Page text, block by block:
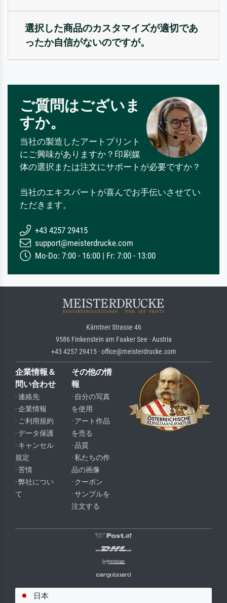
選択した商品のカスタマイズが適切であ
ったか自信がないのですが。
ご質問はございま
すか。
当社の製造したアートプリント
にご興味がありますか？印刷媒
体の選択または注文にサポートが必要ですか？
当社のエキスパートが喜んでお手伝いさせてい
ただきます。
+43 4257 29415
support@meisterdrucke.com
Mo-Do: 7:00 - 16:00 | Fr: 7:00 - 13:00
Kärntner Strasse 46
9586 Finkenstein am Faaker See · Austria
+43 4257 29415 · office@meisterdrucke.com
企業情報＆
問い合わせ
· 連絡先
· 企業情報
· ご利用規約
· データ保護
· キャンセル
規定
· 苦情
· 弊社につい
て
その他の情
報
· 自分の写真
を使用
· アート作品
を売る
· 品質
· 私たちの作
品の画像
· クーポン
· サンプルを
注文する
日本